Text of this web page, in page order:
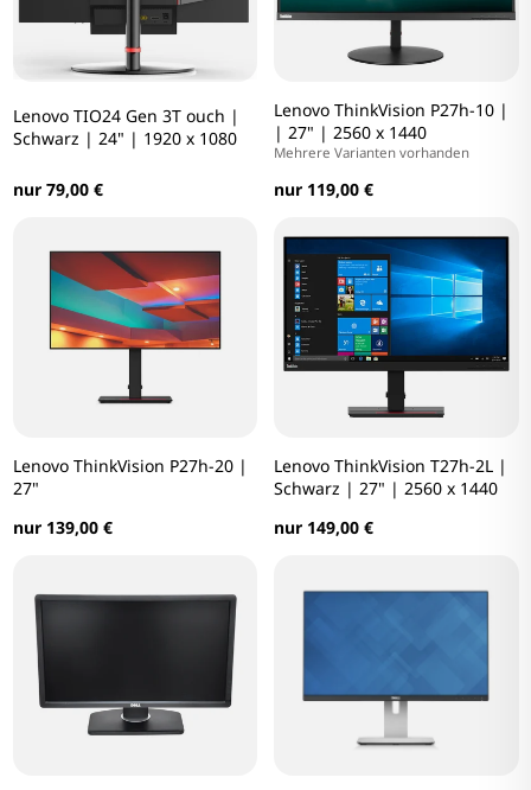
Lenovo TIO24 Gen 3T ouch |
Schwarz | 24" | 1920 x 1080
nur 79,00 €
Lenovo ThinkVision P27h-10 |
| 27" | 2560 x 1440
Mehrere Varianten vorhanden
nur 119,00 €
Lenovo ThinkVision P27h-20 |
27"
nur 139,00 €
Lenovo ThinkVision T27h-2L |
Schwarz | 27" | 2560 x 1440
nur 149,00 €